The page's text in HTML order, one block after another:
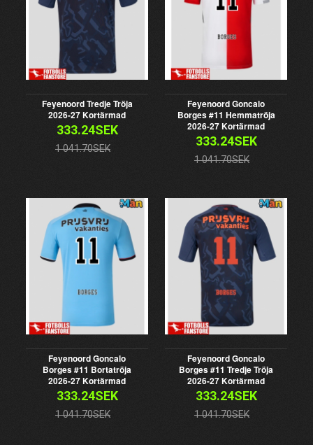
Feyenoord Tredje Tröja
2026-27 Kortärmad
333.24SEK
1 041.70SEK
Feyenoord Goncalo
Borges #11 Hemmatröja
2026-27 Kortärmad
333.24SEK
1 041.70SEK
Feyenoord Goncalo
Borges #11 Bortatröja
2026-27 Kortärmad
333.24SEK
1 041.70SEK
Feyenoord Goncalo
Borges #11 Tredje Tröja
2026-27 Kortärmad
333.24SEK
1 041.70SEK